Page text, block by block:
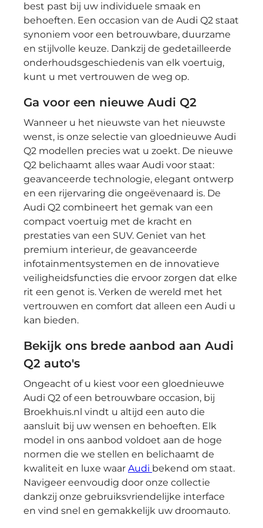
best past bij uw individuele smaak en
behoeften. Een occasion van de Audi Q2 staat
synoniem voor een betrouwbare, duurzame
en stijlvolle keuze. Dankzij de gedetailleerde
onderhoudsgeschiedenis van elk voertuig,
kunt u met vertrouwen de weg op.
Ga voor een nieuwe Audi Q2
Wanneer u het nieuwste van het nieuwste
wenst, is onze selectie van gloednieuwe Audi
Q2 modellen precies wat u zoekt. De nieuwe
Q2 belichaamt alles waar Audi voor staat:
geavanceerde technologie, elegant ontwerp
en een rijervaring die ongeëvenaard is. De
Audi Q2 combineert het gemak van een
compact voertuig met de kracht en
prestaties van een SUV. Geniet van het
premium interieur, de geavanceerde
infotainmentsystemen en de innovatieve
veiligheidsfuncties die ervoor zorgen dat elke
rit een genot is. Verken de wereld met het
vertrouwen en comfort dat alleen een Audi u
kan bieden.
Bekijk ons brede aanbod aan Audi
Q2 auto's
Ongeacht of u kiest voor een gloednieuwe
Audi Q2 of een betrouwbare occasion, bij
Broekhuis.nl vindt u altijd een auto die
aansluit bij uw wensen en behoeften. Elk
model in ons aanbod voldoet aan de hoge
normen die we stellen en belichaamt de
kwaliteit en luxe waar Audi bekend om staat.
Navigeer eenvoudig door onze collectie
dankzij onze gebruiksvriendelijke interface
en vind snel en gemakkelijk uw droomauto.